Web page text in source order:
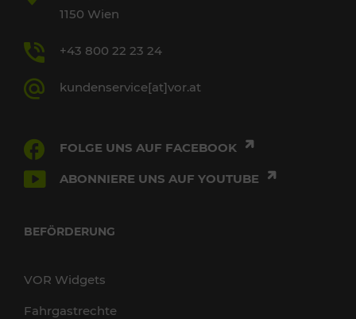
1150 Wien
+43 800 22 23 24
kundenservice[at]vor.at
FOLGE UNS AUF FACEBOOK
ABONNIERE UNS AUF YOUTUBE
BEFÖRDERUNG
VOR Widgets
Fahrgastrechte